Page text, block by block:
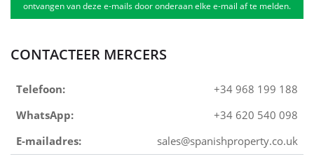
ontvangen van deze e-mails door onderaan elke e-mail af te melden.
CONTACTEER MERCERS
Telefoon:
+34 968 199 188
WhatsApp:
+34 620 540 098
E-mailadres:
sales@spanishproperty.co.uk